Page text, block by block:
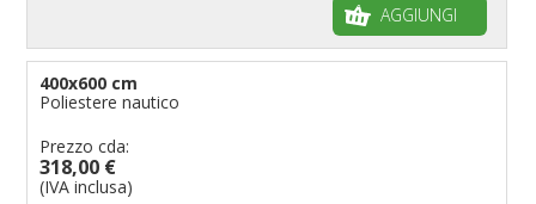
AGGIUNGI
400x600 cm
Poliestere nautico
Prezzo cda:
318,00 €
(IVA inclusa)